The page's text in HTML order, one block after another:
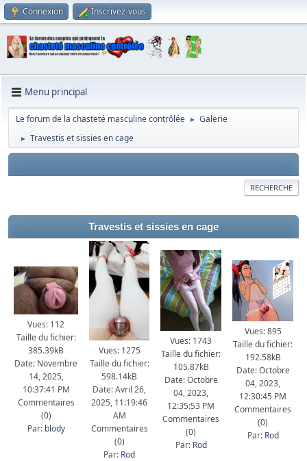
Connexion Inscrivez-vous
Menu principal
Le forum de la chasteté masculine contrôlée ► Galerie
► Travestis et sissies en cage
RECHERCHE
Travestis et sissies en cage
Vues: 112
Taille du fichier:
385.39kB
Date: Novembre
14, 2025,
10:37:41 PM
Commentaires
(0)
Par: blody
Vues: 1275
Taille du fichier:
598.14kB
Date: Avril 26,
2025, 11:19:46
AM
Commentaires
(0)
Par: Rod
Vues: 1743
Taille du fichier:
105.87kB
Date: Octobre
04, 2023,
12:35:53 PM
Commentaires
(0)
Par: Rod
Vues: 895
Taille du fichier:
192.58kB
Date: Octobre
04, 2023,
12:30:45 PM
Commentaires
(0)
Par: Rod